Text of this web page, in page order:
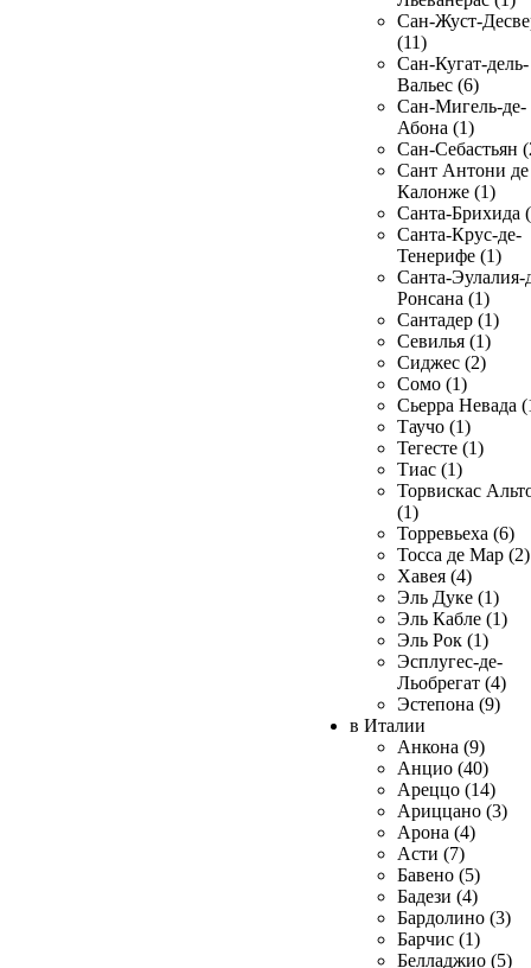
Сан-Жуст-
(11)
Сан-Кугат-дель-
Вальес (6)
Сан-Мигель-де-
Абона (1)
Сан-Себастьян
Сант Антони де
Калонже (1)
Санта-Брихида
Санта-Крус-де-
Тенерифе (1)
Санта-Эулалия-
Ронсана (1)
Сантадер (1)
Севилья (1)
Сиджес (2)
Сомо (1)
Сьерра Невада
Таучо (1)
Тегесте (1)
Тиас (1)
Торвискас
(1)
Торревьеха (6)
Тосса де Мар (2)
Хавея (4)
Эль Дуке (1)
Эль Кабле (1)
Эль Рок (1)
Эсплугес-де-
Льобрегат (4)
Эстепона (9)
в Италии
Анкона (9)
Анцио (40)
Ареццо (14)
Ариццано (3)
Арона (4)
Асти (7)
Бавено (5)
Бадези (4)
Бардолино (3)
Барчис (1)
Белладжио (5)